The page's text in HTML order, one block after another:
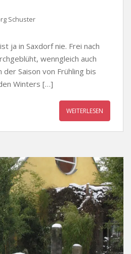
Schuster
ja in Saxdorf nie. Frei nach
wenngleich auch
Saison von Frühling bis
Winters […]
WEITERLESEN